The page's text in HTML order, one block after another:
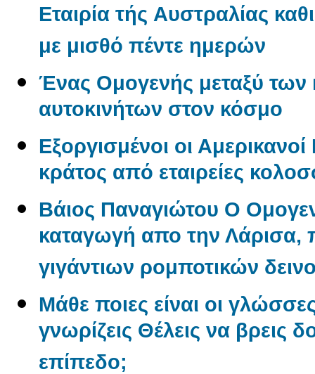
Εταιρία τής Aυστραλίας
με μισθό πέντε ημερών
Ένας Oμογενής μεταξύ
αυτοκινήτων στον κόσμο
Εξοργισμένοι οι
κράτος από εταιρείες
Βάιος Παναγιώτου O
καταγωγή απο την Λάρισα,
γιγάντιων ρομποτικών
Μάθε ποιες είναι οι
γνωρίζεις Θέλεις να βρεις
επίπεδο;